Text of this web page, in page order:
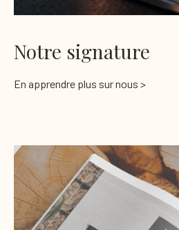
Notre signature
En apprendre plus sur nous >